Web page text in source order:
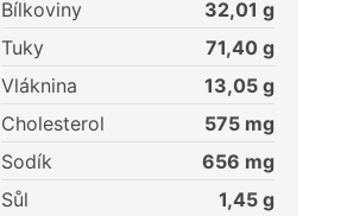
Bílkoviny
32,01 g
Tuky
71,40 g
Vláknina
13,05 g
Cholesterol
575 mg
Sodík
656 mg
Sůl
1,45 g